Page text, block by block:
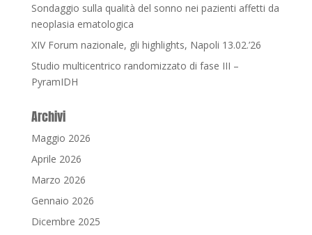
Sondaggio sulla qualità del sonno nei pazienti affetti da
neoplasia ematologica
XIV Forum nazionale, gli highlights, Napoli 13.02.’26
Studio multicentrico randomizzato di fase III –
PyramIDH
Archivi
Maggio 2026
Aprile 2026
Marzo 2026
Gennaio 2026
Dicembre 2025